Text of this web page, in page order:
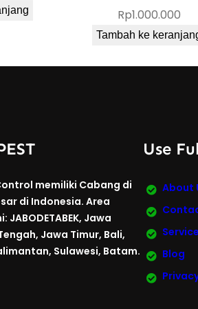
Rp1.000.000
Tambah ke
memiliki Cabang di
di Indonesia. Area
JABODETABEK, Jawa
Jawa Timur, Bali,
Sulawesi, Batam.
Use
About
Blog